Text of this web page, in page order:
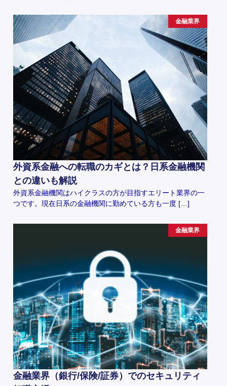
金融業界
外資系金融への転職のカギとは？日系金融機関
との違いも解説
外資系金融機関はハイクラスの方が目指すエリート業界の一
つです。現在日系の金融機関に勤めている方も一度 […]
金融業界
金融業界（銀行/保険/証券）でのセキュリティ